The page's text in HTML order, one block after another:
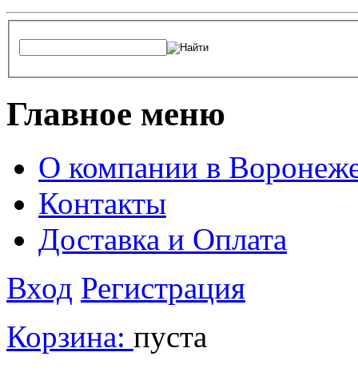
Главное меню
О компании в
Контакты
Доставка и Оплата
Вход Регистрация
Корзина: пуста